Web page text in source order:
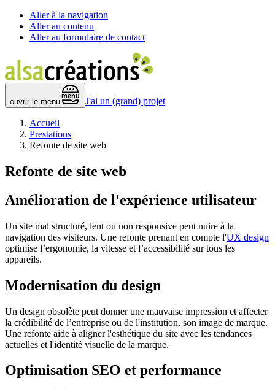
Aller à la navigation
Aller au contenu
Aller au formulaire de contact
ouvrir le menu
menu
J'ai un (grand) projet
Accueil
Prestations
Refonte de site web
Refonte de site web
Amélioration de l'expérience utilisateur
Un site mal structuré, lent ou non responsive peut nuire à la
navigation des visiteurs. Une refonte prenant en compte l'UX design
optimise l’ergonomie, la vitesse et l’accessibilité sur tous les
appareils.
Modernisation du design
Un design obsolète peut donner une mauvaise impression et affecter
la crédibilité de l’entreprise ou de l'institution, son image de marque.
Une refonte aide à aligner l'esthétique du site avec les tendances
actuelles et l'identité visuelle de la marque.
Optimisation SEO et performance